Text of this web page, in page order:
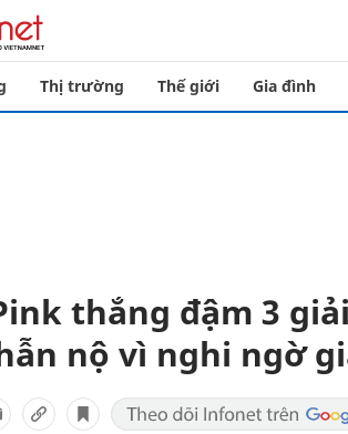
Thị trường Thế giới Gia đình
thắng đậm 3
nộ vì nghi ngờ